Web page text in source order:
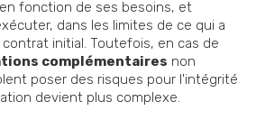
fonction de ses besoins, et
dans les limites de ce qui a
initial. Toutefois, en cas de
complémentaires non
poser des risques pour l'intégrité
devient plus complexe.